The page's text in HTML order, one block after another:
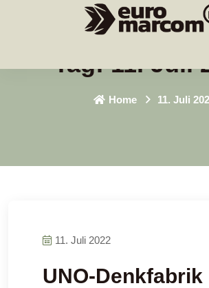
Tag:11. Juli
Home 11. Juli
11. Juli 2022
UNO-Denkfabrik